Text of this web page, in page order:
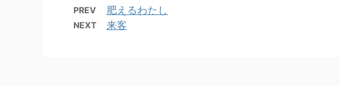
PREV 肥えるわたし
NEXT 来客